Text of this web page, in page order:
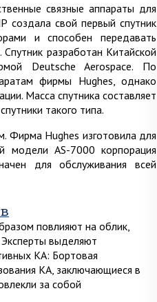
связные аппараты для
создала свой первый спутник
и способен передавать
разработан Китайской
Deutsche Aerospace. По
фирмы Hughes, однако
Масса спутника составляет
такого типа.
Фирма Hughes изготовила для
модели AS-7000 корпорация
для обслуживания всей
повлияют на облик,
выделяют
КА: Бортовая
КА, заключающиеся в
за собой